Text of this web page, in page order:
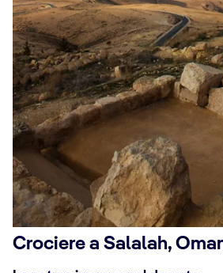
Crociere a Salalah,